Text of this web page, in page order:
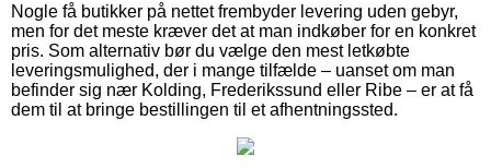
Nogle få butikker på nettet frembyder levering uden gebyr,
men for det meste kræver det at man indkøber for en konkret
pris. Som alternativ bør du vælge den mest letkøbte
leveringsmulighed, der i mange tilfælde – uanset om man
befinder sig nær Kolding, Frederikssund eller Ribe – er at få
dem til at bringe bestillingen til et afhentningssted.